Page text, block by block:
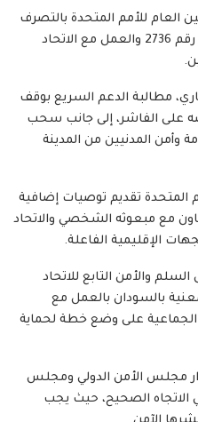
العام للأمم المتحدة بالتصرف
بناء على قرار مجلس الأمن الدولي رقم 2736 والعمل مع الاتحاد
في 13 يونيو الجاري، مطالبة الدعم السريع بوقف
على الفاشر، إلى جانب سحب
وأمن المدنيين من المدينة
المتحدة تقديم توصيات إضافية
مع مبعوثه الشخصي والاتحاد
الإقليمية الفاعلة.
السلم والأمن التابع للاتحاد
بالسودان بالعمل مع
الجماعية على وضع خطة لحماية
مجلس الأمن الدولي ومجلس
الاتجاه الصحيح، حيث يجب